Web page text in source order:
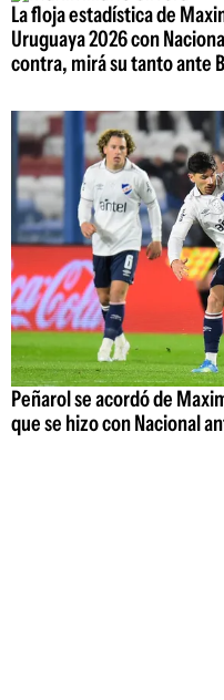
La floja estadística de
Uruguaya 2026 con
contra, mirá su tanto ante
Peñarol se acordó de
que se hizo con Nacional